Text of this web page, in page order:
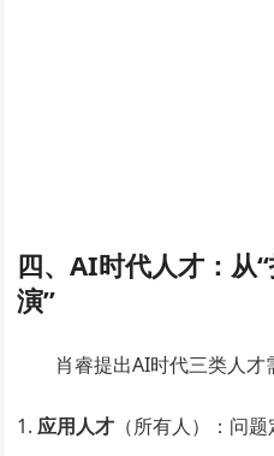
四、AI时代人才：从
演”​
肖睿提出AI时代三类人才
应用人才 （所有人）：问